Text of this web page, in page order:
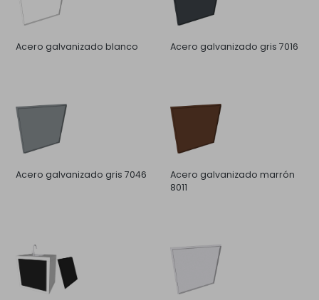
Acero galvanizado blanco Acero galvanizado gris 7016
Acero galvanizado gris 7046
Acero galvanizado marrón
8011